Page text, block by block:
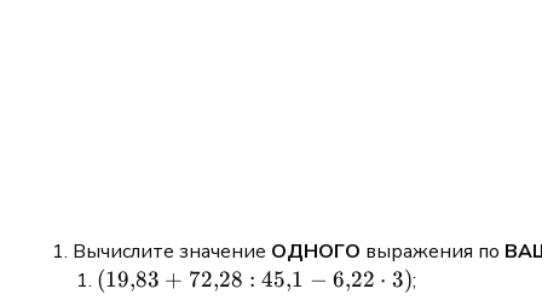
Вычислите значение ОДНОГО выражения по
(19{,}83
(19,83 + 72,28 : 45,1 − 6,22 ⋅ 3);